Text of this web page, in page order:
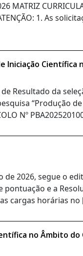
MATRIZ
1. As
Iniciação Científica
Resultado da
“Produção
Nº
2026, segue o
e a
cargas horárias
no Âmbito do